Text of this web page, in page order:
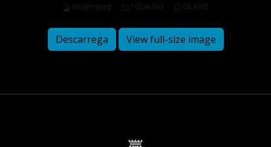
image/jpeg 1024x683 88.4 KB
Descarrega View full-size image